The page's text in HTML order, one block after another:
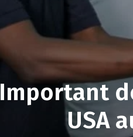
Important
USA